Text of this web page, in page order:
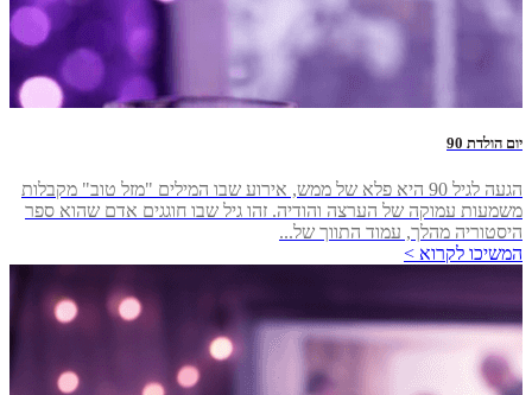
יום הולדת 90
הגעה לגיל 90 היא פלא של ממש, אירוע שבו המילים "מזל טוב" מקבלות
משמעות עמוקה של הערצה והודיה. זהו גיל שבו חוגגים אדם שהוא ספר
היסטוריה מהלך, עמוד התווך של...
המשיכו לקרוא >